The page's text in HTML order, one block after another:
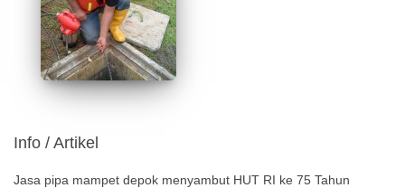
Info / Artikel
Jasa pipa mampet depok menyambut HUT RI ke 75 Tahun